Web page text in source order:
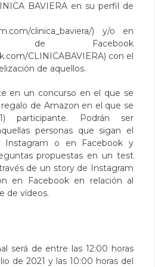
BAVIERA en su perfil de
clinica_baviera/) y/o en
Facebook
CLINICABAVIERA) con el
de aquellos.
en un concurso en el que se
de Amazon en el que se
participante. Podrán ser
personas que sigan el
Instagram o en Facebook y
propuestas en un test
de un story de Instagram
en Facebook en relación al
de vídeos.
será de entre las 12:00 horas
de 2021 y las 10:00 horas del